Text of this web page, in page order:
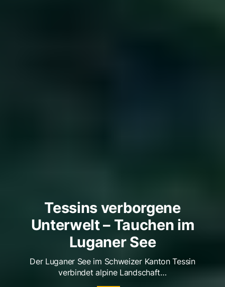
Tessins verborgene
Unterwelt – Tauchen im
Luganer See
Der Luganer See im Schweizer Kanton Tessin
verbindet alpine Landschaft…